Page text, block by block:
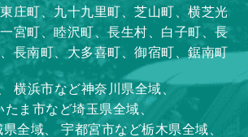
庄町、九十九里町、芝山町、横芝光
宮町、睦沢町、長生村、白子町、長
長南町、大多喜町、御宿町、鋸南町
横浜市など神奈川県全域、
たま市など埼玉県全域、
全域、
宇都宮市など栃木県全域、